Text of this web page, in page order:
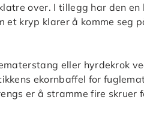
over. I tillegg har den
et kryp klarer å komme seg
eller hyrdekrok
ekornbaffel for
er å stramme fire skruer